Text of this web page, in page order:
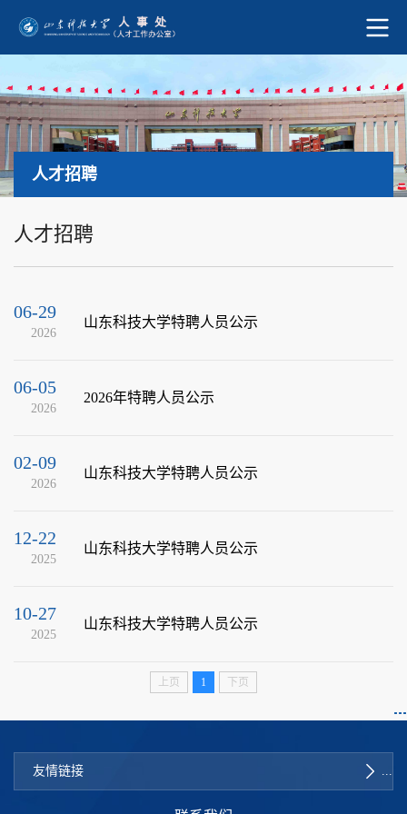
人才招聘
人才招聘
06-29
2026
山东科技大学特聘人员公示
06-05
2026
2026年特聘人员公示
02-09
2026
山东科技大学特聘人员公示
12-22
2025
山东科技大学特聘人员公示
10-27
2025
山东科技大学特聘人员公示
上页 1 下页
友情链接